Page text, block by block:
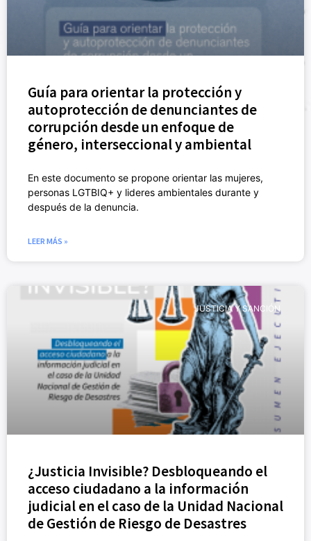
Guía para orientar la protección y
autoprotección de denunciantes de
corrupción desde un enfoque de
género, interseccional y ambiental
En este documento se propone orientar las mujeres,
personas LGTBIQ+ y lideres ambientales durante y
después de la denuncia.
LEER MÁS »
JUSTICIA Y SANCIÓN
¿Justicia Invisible? Desbloqueando el
acceso ciudadano a la información
judicial en el caso de la Unidad Nacional
de Gestión de Riesgo de Desastres